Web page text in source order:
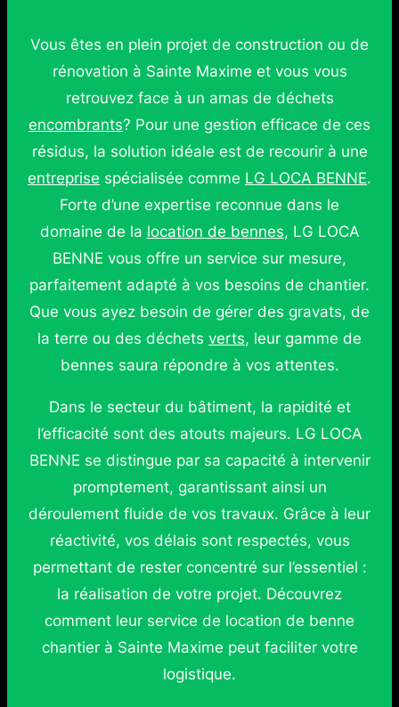
Vous êtes en plein projet de construction ou de
rénovation à Sainte Maxime et vous vous
retrouvez face à un amas de déchets
encombrants? Pour une gestion efficace de ces
résidus, la solution idéale est de recourir à une
entreprise spécialisée comme LG LOCA BENNE.
Forte d’une expertise reconnue dans le
domaine de la location de bennes, LG LOCA
BENNE vous offre un service sur mesure,
parfaitement adapté à vos besoins de chantier.
Que vous ayez besoin de gérer des gravats, de
la terre ou des déchets verts, leur gamme de
bennes saura répondre à vos attentes.
Dans le secteur du bâtiment, la rapidité et
l’efficacité sont des atouts majeurs. LG LOCA
BENNE se distingue par sa capacité à intervenir
promptement, garantissant ainsi un
déroulement fluide de vos travaux. Grâce à leur
réactivité, vos délais sont respectés, vous
permettant de rester concentré sur l’essentiel :
la réalisation de votre projet. Découvrez
comment leur service de location de benne
chantier à Sainte Maxime peut faciliter votre
logistique.